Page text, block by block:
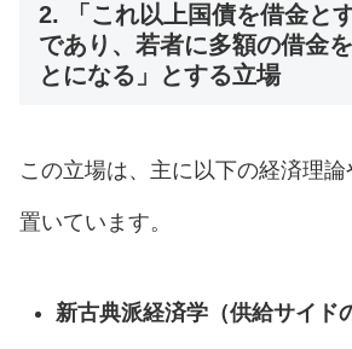
2. 「これ以上国債を借金と
であり、若者に多額の借金
とになる」とする立場
この立場は、主に以下の経済理
置いています。
新古典派経済学（供給サイド